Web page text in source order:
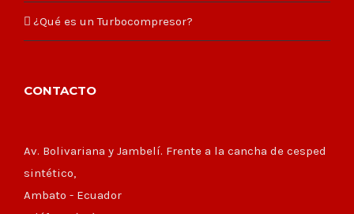
¿Qué es un Turbocompresor?
CONTACTO
Av. Bolivariana y Jambelí. Frente a la cancha de cesped
sintético,
Ambato - Ecuador